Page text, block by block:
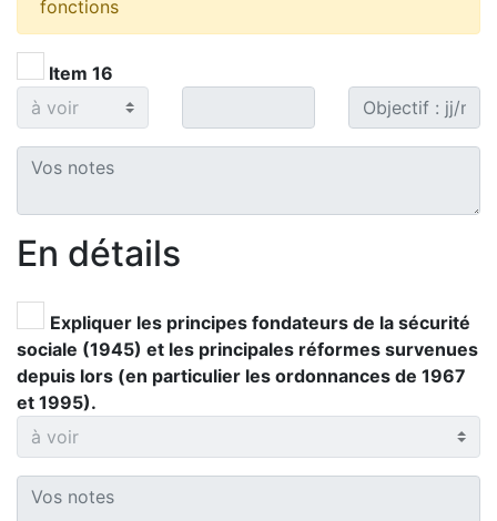
fonctions
Item 16
En détails
Expliquer les principes fondateurs de la sécurité
sociale (1945) et les principales réformes survenues
depuis lors (en particulier les ordonnances de 1967
et 1995).